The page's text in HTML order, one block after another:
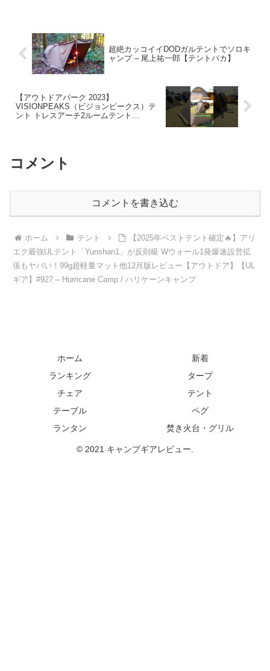
超絶カッコイイDODガルテントでソロキ
ャンプ – 尾上祐一郎【テントバカ】
【アウトドアパーク 2023】
VISIONPEAKS（ビジョンピークス）テ
ント トレスアーチ2ルームテント
コメント
コメントを書き込む
ホーム テント
【2025年ベストテント確定🔥】アリ
エク最強ULテント「Yunshan1」が反則級 Wウォール1発爆速設営拡
張もヤバい！99g超軽量マット他12月版レビュー【アウトドア】【UL
ギア】#927 – Hurricane Camp / ハリケーンキャンプ
ホーム
新着
ランキング
タープ
チェア
テント
テーブル
ペグ
ランタン
焚き火台・グリル
© 2021 キャンプギアレビュー.